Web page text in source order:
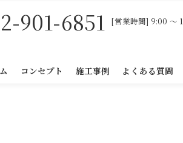
901-6851 [営業時間] 9:00 〜
コンセプト 施工事例 よくある質問